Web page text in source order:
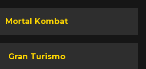
Mortal Kombat
Gran Turismo